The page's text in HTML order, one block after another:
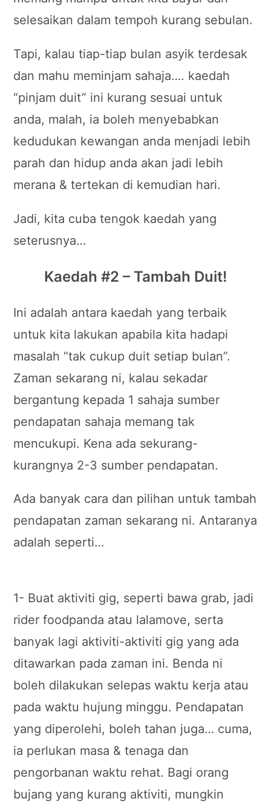
selesaikan dalam tempoh kurang sebulan.
Tapi, kalau tiap-tiap bulan asyik terdesak
dan mahu meminjam sahaja…. kaedah
“pinjam duit” ini kurang sesuai untuk
anda, malah, ia boleh menyebabkan
kedudukan kewangan anda menjadi lebih
parah dan hidup anda akan jadi lebih
merana & tertekan di kemudian hari.
Jadi, kita cuba tengok kaedah yang
seterusnya…
Kaedah #2 – Tambah Duit!
Ini adalah antara kaedah yang terbaik
untuk kita lakukan apabila kita hadapi
masalah “tak cukup duit setiap bulan”.
Zaman sekarang ni, kalau sekadar
bergantung kepada 1 sahaja sumber
pendapatan sahaja memang tak
mencukupi. Kena ada sekurang-
kurangnya 2-3 sumber pendapatan.
Ada banyak cara dan pilihan untuk tambah
pendapatan zaman sekarang ni. Antaranya
adalah seperti…
1- Buat aktiviti gig, seperti bawa grab, jadi
rider foodpanda atau lalamove, serta
banyak lagi aktiviti-aktiviti gig yang ada
ditawarkan pada zaman ini. Benda ni
boleh dilakukan selepas waktu kerja atau
pada waktu hujung minggu. Pendapatan
yang diperolehi, boleh tahan juga… cuma,
ia perlukan masa & tenaga dan
pengorbanan waktu rehat. Bagi orang
bujang yang kurang aktiviti, mungkin